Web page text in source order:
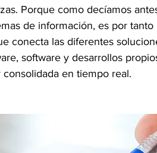
Porque como decíamos
de información, es por
conecta las diferentes
software y desarrollos
en tiempo real.